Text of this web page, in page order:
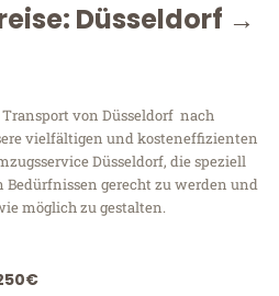
Düsseldorf →
von Düsseldorf nach
vielfältigen und kosteneffizienten
Düsseldorf, die speziell
Bedürfnissen gerecht zu werden und
möglich zu gestalten.